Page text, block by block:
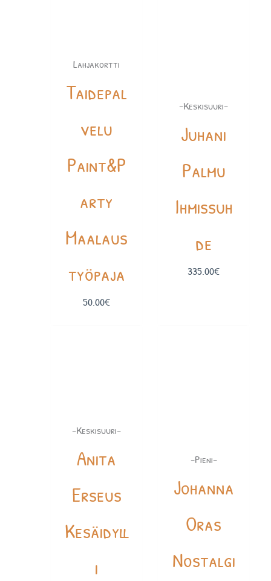
Lahjakortti
Taidepal
velu
Paint&P
arty
Maalaus
työpaja
50.00€
-Keskisuuri-
Juhani
Palmu
Ihmissuh
de
335.00€
-Keskisuuri-
Anita
Erseus
Kesäidyll
i
-Pieni-
Johanna
Oras
Nostalgi